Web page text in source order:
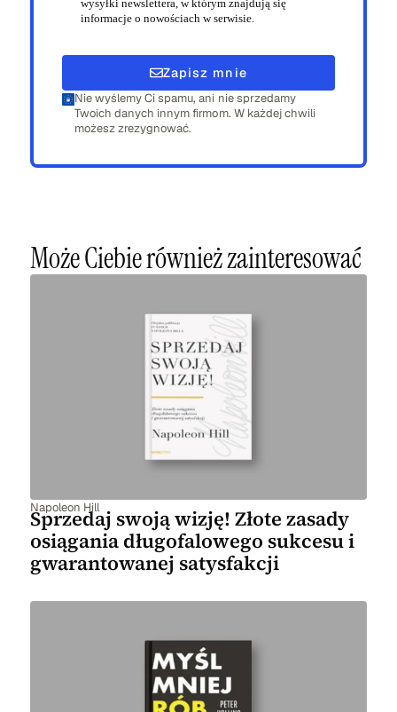
wysyłki newslettera, w którym znajdują się
informacje o nowościach w serwisie.
Zapisz mnie
Nie wyślemy Ci spamu, ani nie sprzedamy
Twoich danych innym firmom. W każdej chwili
możesz zrezygnować.
Może Ciebie również zainteresować
Napoleon Hill
Sprzedaj swoją wizję! Złote zasady
osiągania długofalowego sukcesu i
gwarantowanej satysfakcji